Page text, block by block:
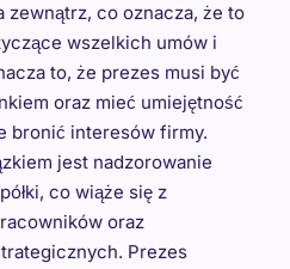
zewnątrz, co oznacza, że to
wszelkich umów i
to, że prezes musi być
oraz mieć umiejętność
bronić interesów firmy.
jest nadzorowanie
co wiąże się z
oraz
Prezes